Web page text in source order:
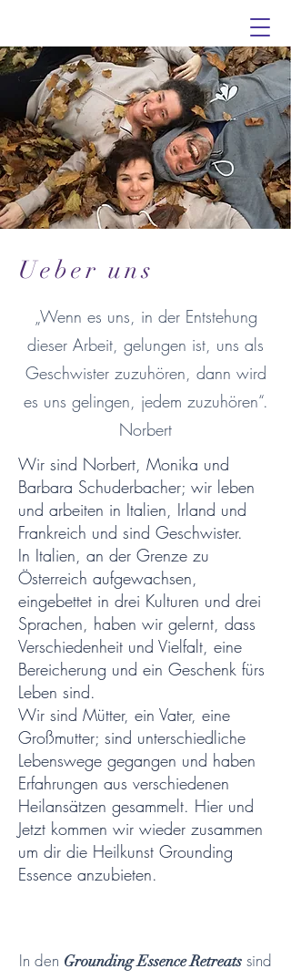
Ueber uns
„Wenn es uns, in der Entstehung
dieser Arbeit, gelungen ist, uns als
Geschwister zuzuhören, dann wird
es uns gelingen, jedem zuzuhören“.
Norbert
Wir sind Norbert, Monika und
Barbara Schuderbacher; wir leben
und arbeiten in Italien, Irland und
Frankreich und sind Geschwister.
In Italien, an der Grenze zu
Österreich aufgewachsen,
eingebettet in drei Kulturen und drei
Sprachen, haben wir gelernt, dass
Verschiedenheit und Vielfalt, eine
Bereicherung und ein Geschenk fürs
Leben sind.
Wir sind Mütter, ein Vater, eine
Großmutter; sind unterschiedliche
Lebenswege gegangen und haben
Erfahrungen aus verschiedenen
Heilansätzen gesammelt. Hier und
Jetzt kommen wir wieder zusammen
um dir die Heilkunst Grounding
Essence anzubieten.
In den Grounding Essence Retreats sind